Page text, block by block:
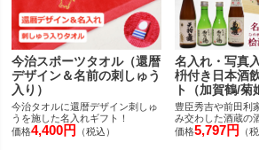
今治スポーツタオル（還暦
デザイン＆名前の刺しゅう
入り）
今治タオルに還暦デザイン刺しゅ
うを施した名入れギフト！
価格4,400円 （税込）
名入れ・写真
枡付き日本酒
ト（加賀鶴/菊
豊臣秀吉や前田利
み交わした酒蔵の
価格5,797円 （